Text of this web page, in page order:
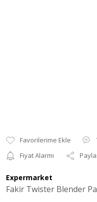
Fiyat Alarmı
Expermarket
Fakir Twister Blender